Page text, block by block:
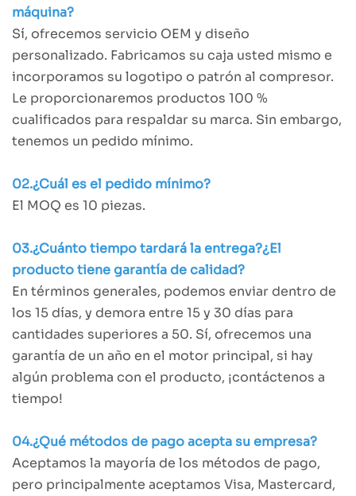
máquina?
Sí, ofrecemos servicio OEM y diseño
personalizado. Fabricamos su caja usted mismo e
incorporamos su logotipo o patrón al compresor.
Le proporcionaremos productos 100 %
cualificados para respaldar su marca. Sin embargo,
tenemos un pedido mínimo.
02.¿Cuál es el pedido mínimo?
El MOQ es 10 piezas.
03.¿Cuánto tiempo tardará la entrega?¿El
producto tiene garantía de calidad?
En términos generales, podemos enviar dentro de
los 15 días, y demora entre 15 y 30 días para
cantidades superiores a 50. Sí, ofrecemos una
garantía de un año en el motor principal, si hay
algún problema con el producto, ¡contáctenos a
tiempo!
04.¿Qué métodos de pago acepta su empresa?
Aceptamos la mayoría de los métodos de pago,
pero principalmente aceptamos Visa, Mastercard,